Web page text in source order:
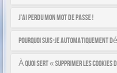
J’ai perdu mon mot de passe !
Pourquoi suis-je automatiquement
À quoi sert « Supprimer les cookies